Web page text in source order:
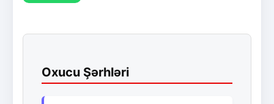
Oxucu Şərhləri